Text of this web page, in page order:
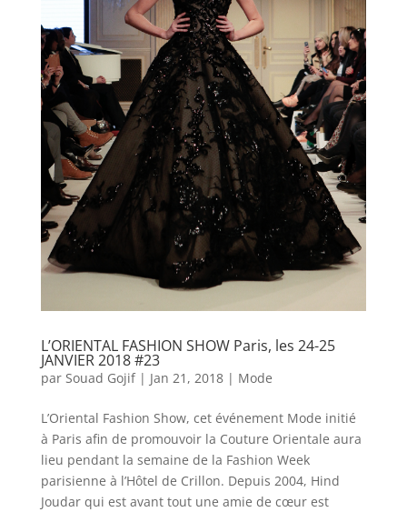
L’ORIENTAL FASHION SHOW Paris, les 24-25
JANVIER 2018 #23
par Souad Gojif| Jan 21, 2018| Mode
L’Oriental Fashion Show, cet événement Mode initié
à Paris afin de promouvoir la Couture Orientale aura
lieu pendant la semaine de la Fashion Week
parisienne à l’Hôtel de Crillon. Depuis 2004, Hind
Joudar qui est avant tout une amie de cœur est